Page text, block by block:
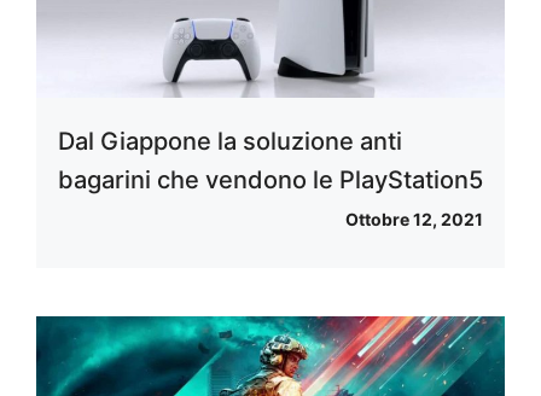
Dal Giappone la soluzione anti
bagarini che vendono le PlayStation5
Ottobre 12, 2021